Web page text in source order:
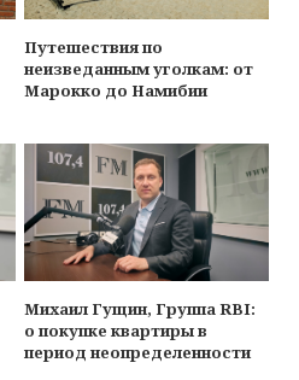
Путешествия по
неизведанным уголкам: от
Марокко до Намибии
Михаил Гущин, Группа RBI:
о покупке квартиры в
период неопределенности